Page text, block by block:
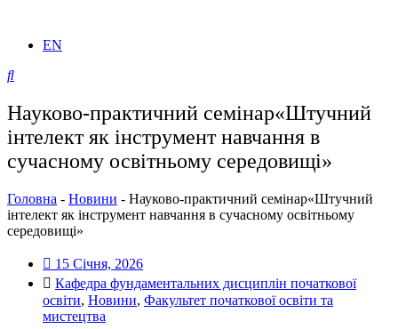
EN
Науково-практичний семінар«Штучний
інтелект як інструмент навчання в
сучасному освітньому середовищі»
Головна - Новини - Науково-практичний семінар«Штучний
інтелект як інструмент навчання в сучасному освітньому
середовищі»
15 Січня, 2026
Кафедра фундаментальних дисциплін початкової
освіти, Новини, Факультет початкової освіти та
мистецтва